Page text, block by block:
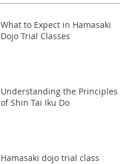
What to Expect in Hamasaki
Dojo Trial Classes
Understanding the Principles
of Shin Tai Iku Do
Hamasaki dojo trial class